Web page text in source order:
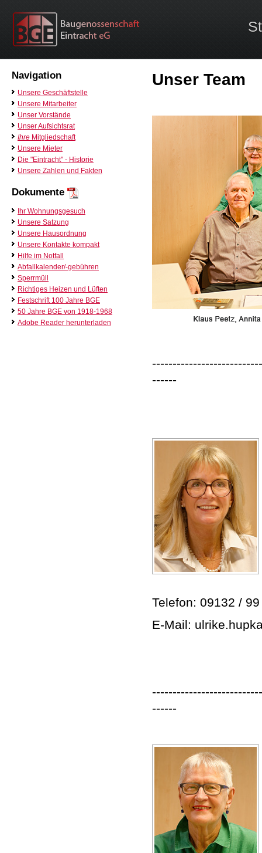
Navigation
Unsere Geschäftstelle
Unsere Mitarbeiter
Unser Vorstände
Unser Aufsichtsrat
Ihre Mitgliedschaft
Unsere Mieter
Die "Eintracht" - Historie
Unsere Zahlen und Fakten
Dokumente
Ihr Wohnungsgesuch
Unsere Satzung
Unsere Hausordnung
Unsere Kontakte kompakt
Hilfe im Notfall
Abfallkalender/-gebühren
Sperrmüll
Richtiges Heizen und Lüften
Festschrift 100 Jahre BGE
50 Jahre BGE von 1918-1968
Adobe Reader herunterladen
Unser Team
------
Telefon: 09132 /
E-Mail:
------